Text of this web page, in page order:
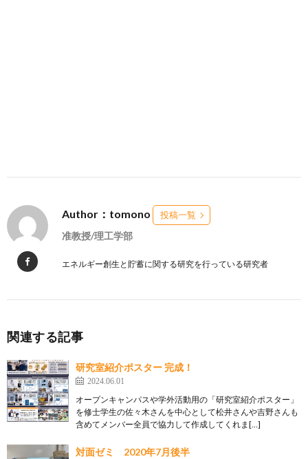
Author：tomono 投稿一覧
准教授/理工学部
エネルギー創生と貯蓄に関する研究を行っている研究者
関連する記事
研究室紹介ポスター 完成！
2024.06.01
オープンキャンパスや学外活動用の「研究室紹介ポスター」
を修士学生の佐々木さんを中心として松井さんや吉野さんも
含めてメンバー全員で協力して作成してくれま[…]
対面ゼミ 2020年7月後半